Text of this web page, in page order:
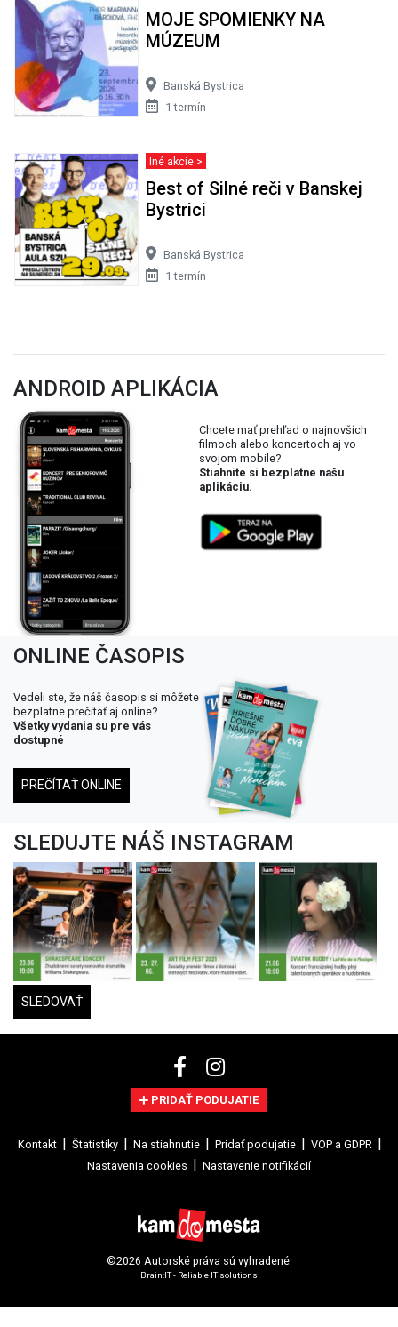
MOJE SPOMIENKY NA
MÚZEUM
Banská Bystrica
1 termín
Iné akcie >
Best of Silné reči v Banskej
Bystrici
Banská Bystrica
1 termín
ANDROID APLIKÁCIA
Chcete mať prehľad o najnovších
filmoch alebo koncertoch aj vo
svojom mobile?
Stiahnite si bezplatne našu
aplikáciu.
ONLINE ČASOPIS
Vedeli ste, že náš časopis si môžete
bezplatne prečítať aj online?
Všetky vydania su pre vás
dostupné
PREČÍTAŤ ONLINE
SLEDUJTE NÁŠ INSTAGRAM
SLEDOVAŤ
PRIDAŤ PODUJATIE
Kontakt Štatistiky Na stiahnutie Pridať podujatie
VOP a GDPR
Nastavenia cookies
Nastavenie notifikácií
©2026 Autorské práva sú vyhradené.
Brain:IT - Reliable IT solutions